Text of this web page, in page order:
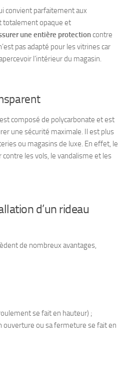
convient parfaitement aux
totalementopaque et
une entière protectioncontre
pas adapté pour les vitrines car
l’intérieur du magasin.
est composé de polycarbonate et est
une sécurité maximale. Il est plus
ou magasins de luxe. En effet, le
les vols, le vandalisme et les
d’un rideau
de nombreux avantages,
se fait en hauteur) ;
ouverture ou sa fermeture se fait en